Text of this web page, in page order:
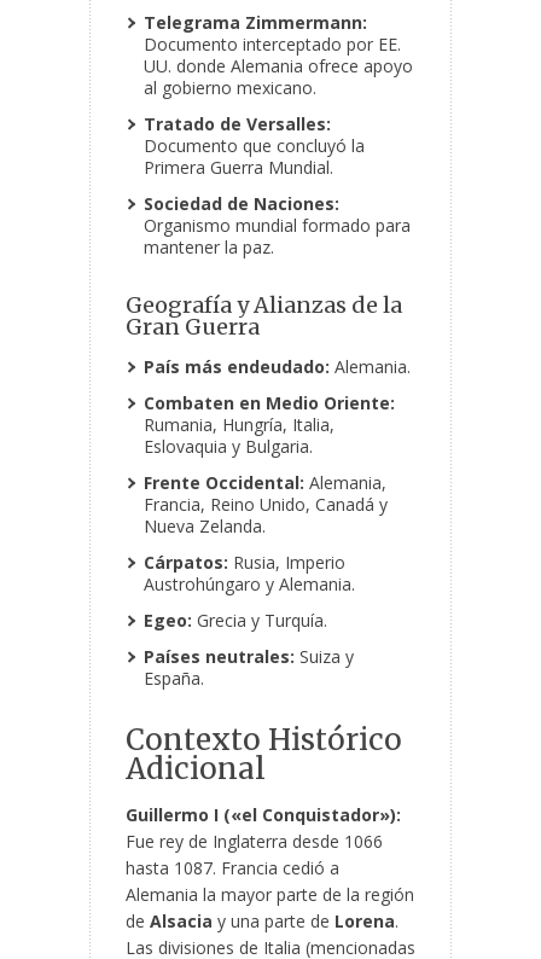
Telegrama Zimmermann:
Documento interceptado por EE.
UU. donde Alemania ofrece apoyo
al gobierno mexicano.
Tratado de Versalles:
Documento que concluyó la
Primera Guerra Mundial.
Sociedad de Naciones:
Organismo mundial formado para
mantener la paz.
Geografía y Alianzas de la
Gran Guerra
País más endeudado: Alemania.
Combaten en Medio Oriente:
Rumania, Hungría, Italia,
Eslovaquia y Bulgaria.
Frente Occidental: Alemania,
Francia, Reino Unido, Canadá y
Nueva Zelanda.
Cárpatos: Rusia, Imperio
Austrohúngaro y Alemania.
Egeo: Grecia y Turquía.
Países neutrales: Suiza y
España.
Contexto Histórico
Adicional
Guillermo I («el Conquistador»):
Fue rey de Inglaterra desde 1066
hasta 1087. Francia cedió a
Alemania la mayor parte de la región
de Alsacia y una parte de Lorena.
Las divisiones de Italia (mencionadas